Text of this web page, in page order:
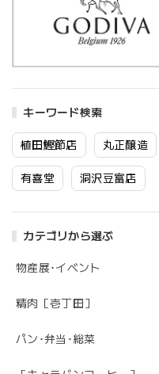
キーワード検索
植田鰹節店 丸正醸造
有喜堂 洞沢豆富店
カテゴリから選ぶ
物産展･イベント
精肉［壱丁田］
パン･弁当･総菜